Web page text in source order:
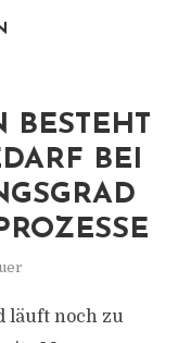
BESTEHT
BEI
läuft noch zu